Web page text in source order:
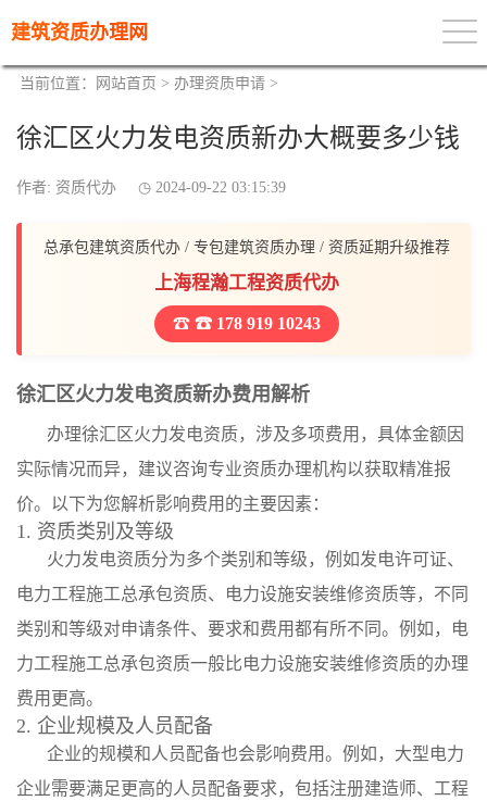
建筑资质办理网
当前位置： 网站首页 > 办理资质申请 >
徐汇区火力发电资质新办大概要多少钱
作者: 资质代办 2024-09-22 03:15:39
总承包建筑资质代办 / 专包建筑资质办理 / 资质延期升级推荐
上海程瀚工程资质代办
☎ 178 919 10243
徐汇区火力发电资质新办费用解析
办理徐汇区火力发电资质，涉及多项费用，具体金额因
实际情况而异，建议咨询专业资质办理机构以获取精准报
价。以下为您解析影响费用的主要因素：
1. 资质类别及等级
火力发电资质分为多个类别和等级，例如发电许可证、
电力工程施工总承包资质、电力设施安装维修资质等，不同
类别和等级对申请条件、要求和费用都有所不同。例如，电
力工程施工总承包资质一般比电力设施安装维修资质的办理
费用更高。
2. 企业规模及人员配备
企业的规模和人员配备也会影响费用。例如，大型电力
企业需要满足更高的人员配备要求，包括注册建造师、工程